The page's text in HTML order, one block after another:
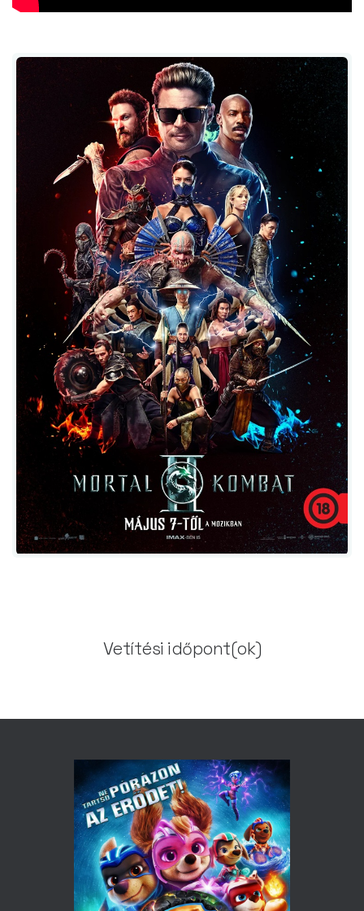
Vetítési időpont(ok)